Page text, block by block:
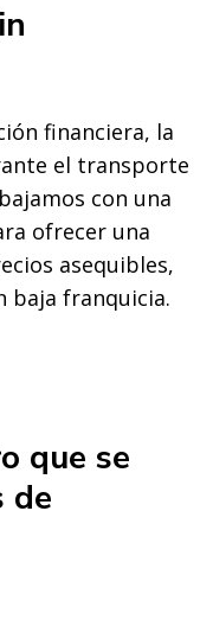
financiera, la
el transporte
con una
ofrecer una
asequibles,
baja franquicia.
que se
de